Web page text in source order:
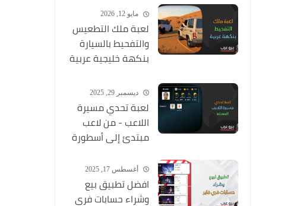
مايو 12, 2026
لعبة ملك التطعيس
والتفحيط بالسيارة
بنكهة خليجية عربية
ديسمبر 29, 2025
لعبة تحدي مسيرة
اللاعب - من لاعب
مبتدئ إلى أسطورة
أغسطس 17, 2025
افضل تطبيق بيع
وشراء حسابات فري